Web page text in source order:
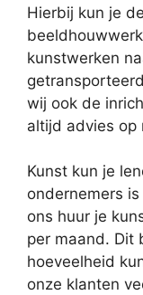
Hierbij kun je
kunstwerken
wij ook de
altijd advies op
Kunst kun je
ondernemers
ons huur je
per maand. Dit
hoeveelheid
onze klanten